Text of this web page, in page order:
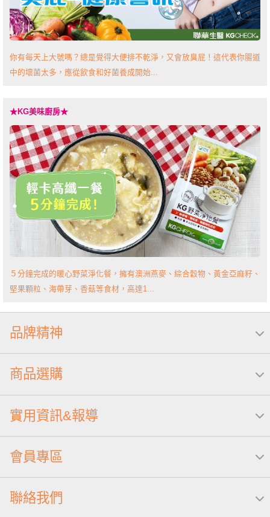
你有每天上大號嗎？總是覺得大便排不乾淨，又會放臭屁！這代表你腸道
中的壞菌太多，應從飲食和好菌養成開始...
★KG美味廚房★
５分鐘完成的暖心野菜淨化餐，擁有澳洲燕麥、綜合穀物、黃金亞麻籽、
堅果顆粒、海帶芽、香菇等食材，高達1...
品牌精神
商品選購
實用資訊&報導
會員專區
聯絡我們